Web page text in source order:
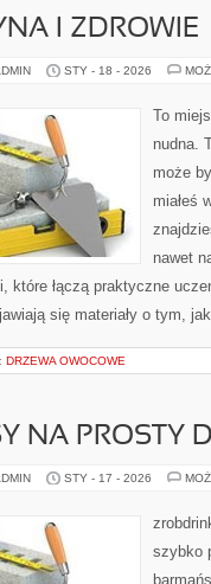
I ZDROWIE
STY - 18 - 2026
To
nudna.
może
miałeś
nawet
które łączą praktyczne
się materiały o tym,
DRZEWA OWOCOWE
NA PROSTY
STY - 17 - 2026
szybko